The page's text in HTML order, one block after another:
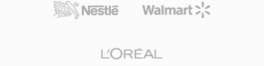
tính này giải thích vì sao truyền hình DVB, radio
ngắn hơn — một đặc điểm quan trọng cho